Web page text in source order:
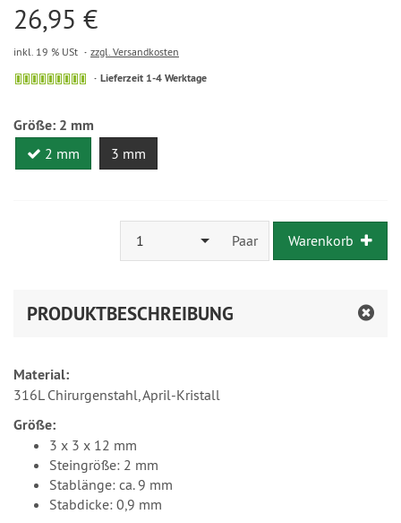
26,95 €
inkl. 19 % USt zzgl. Versandkosten
Lieferzeit 1-4 Werktage
Größe: 2 mm
2 mm 3 mm
1 Paar Warenkorb
PRODUKTBESCHREIBUNG
Material:
316L Chirurgenstahl, April-Kristall
Größe:
3 x 3 x 12 mm
Steingröße: 2 mm
Stablänge: ca. 9 mm
Stabdicke: 0,9 mm